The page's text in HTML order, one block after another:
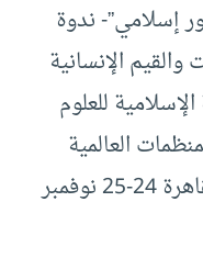
إسلامي”- ندوة
الإنسانية
للعلوم
العالمية
للعلوم الصحية CIOMS – القاهرة 24-25 نوفمبر